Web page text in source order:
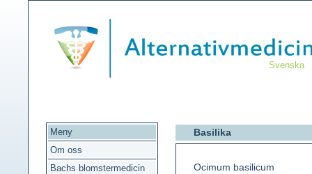
Svenska
Meny
Om oss
Bachs blomstermedicin
Basilika
Ocimum basilicum